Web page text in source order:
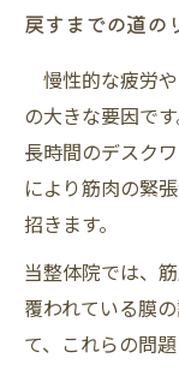
戻すまでの道の
慢性的な疲労
の大きな要因です
長時間のデスク
により筋肉の緊
招きます。
当整体院では、
覆われている膜
て、これらの問題